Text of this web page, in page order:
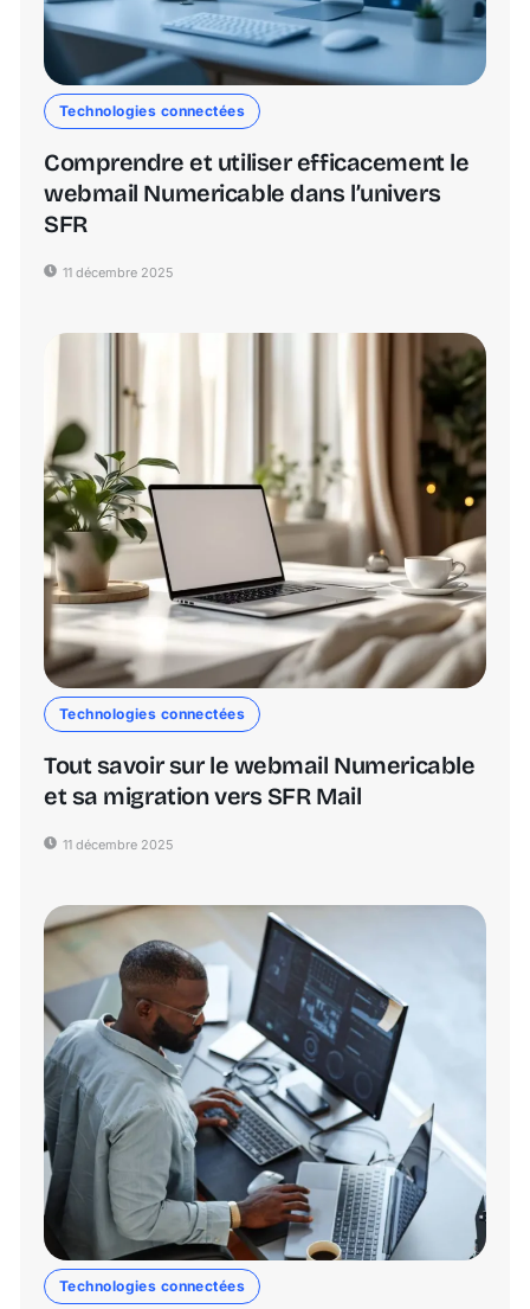
Technologies connectées
Comprendre et utiliser efficacement le
webmail Numericable dans l’univers
SFR
11 décembre 2025
Technologies connectées
Tout savoir sur le webmail Numericable
et sa migration vers SFR Mail
11 décembre 2025
Technologies connectées